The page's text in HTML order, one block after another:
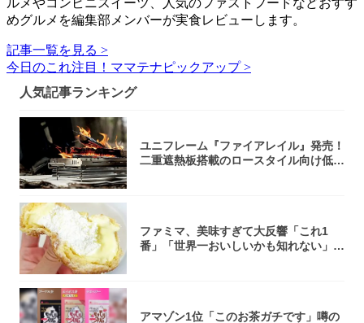
ルメやコンビニスイーツ、人気のファストフードなどおすす
めグルメを編集部メンバーが実食レビューします。
記事一覧を見る >
今日のこれ注目！ママテナピックアップ >
人気記事ランキング
ユニフレーム『ファイアレイル』発売！
二重遮熱板搭載のロースタイル向け低型
ファミマ、美味すぎて大反響「これ1
番」「世界一おいしいかも知れない」
アマゾン1位「このお茶ガチです」噂の